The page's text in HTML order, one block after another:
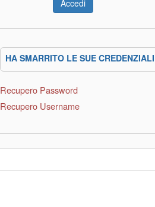
HA SMARRITO LE SUE
Recupero Password
Recupero Username